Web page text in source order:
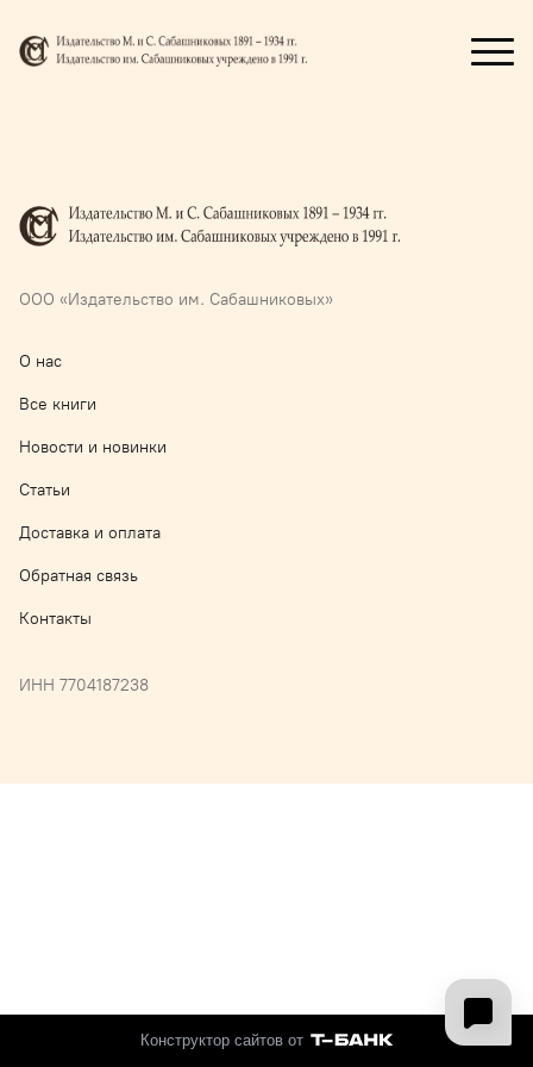
ООО «Издательство им. Сабашниковых»
О нас
Все книги
Новости и новинки
Статьи
Доставка и оплата
Обратная связь
Контакты
ИНН 7704187238
Конструктор сайтов от